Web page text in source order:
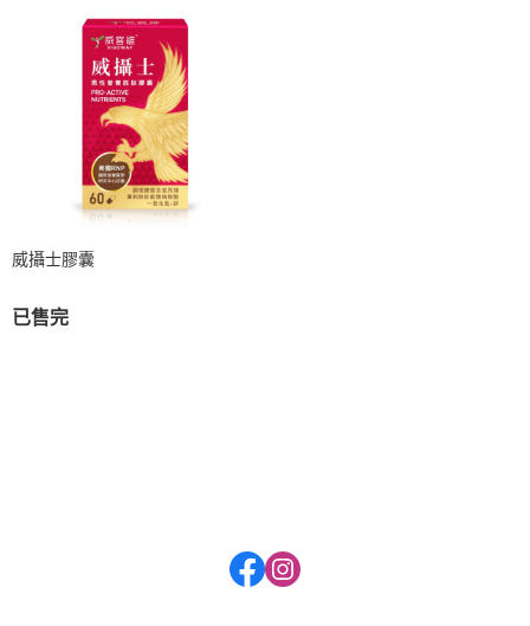
威攝士膠囊
已售完